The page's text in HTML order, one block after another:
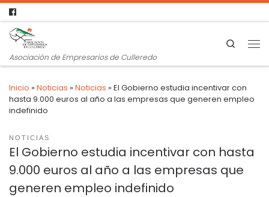
Asociación de Empresarios de Culleredo
Search
Inicio »Noticias »Noticias »El Gobierno estudia incentivar con
hasta 9.000 euros al año a las empresas que generen empleo
indefinido
NOTICIAS
El Gobierno estudia incentivar con hasta
9.000 euros al año a las empresas que
generen empleo indefinido